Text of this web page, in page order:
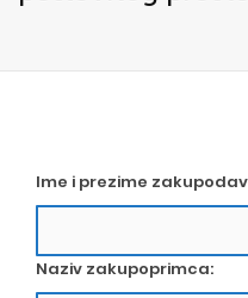
Ime i prezime
Naziv zakupoprimca: